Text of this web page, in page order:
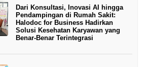
Dari Konsultasi, Inovasi AI hingga
Pendampingan di Rumah Sakit:
Halodoc for Business Hadirkan
Solusi Kesehatan Karyawan yang
Benar-Benar Terintegrasi